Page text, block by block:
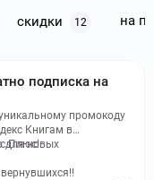
скидки 12 на
подписка на
промокоду
Книгам в
Плюс!
для новых